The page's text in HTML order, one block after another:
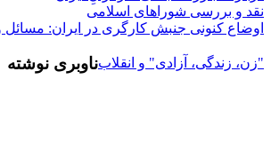
نقد و بررسى شوراهاى اسلامى
اوضاع کنونى جنبش کارگرى در ايران:
"زن، زندگى، آزادى" و انقلابناوبری نوشته